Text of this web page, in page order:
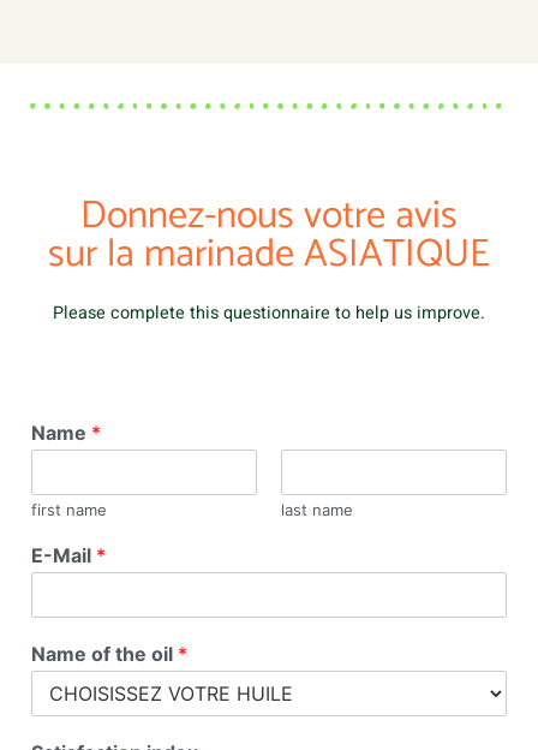
Donnez-nous votre avis
sur la marinade ASIATIQUE
Please complete this questionnaire to help us improve.
Name *
first name last name
E-Mail *
Name of the oil *